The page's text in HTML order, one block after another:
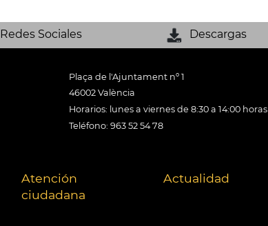
Redes Sociales Descargas
Plaça de l'Ajuntament nº 1
46002 València
Horarios: lunes a viernes de 8:30 a 14:00 horas
Teléfono: 963 52 54 78
Atención
ciudadana
Actualidad